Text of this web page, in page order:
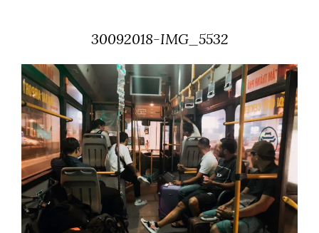
30092018-IMG_5532